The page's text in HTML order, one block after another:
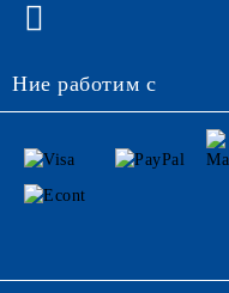
Ние работим с